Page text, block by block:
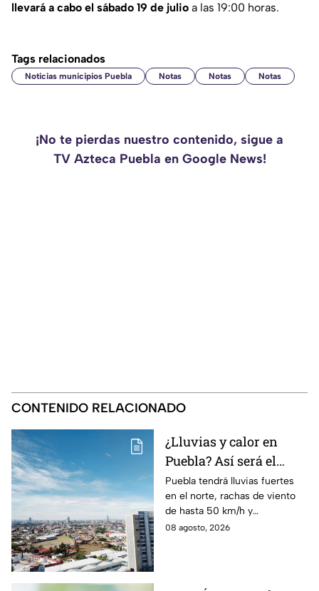
llevará a cabo el sábado 19 de julio a las 19:00 horas.
Tags relacionados
Noticias municipios Puebla Notas Notas Notas
¡No te pierdas nuestro contenido, sigue a
TV Azteca Puebla en Google News!
CONTENIDO RELACIONADO
¿Lluvias y calor en
Puebla? Así será el
clima HOY sábado 8 de
agosto
Puebla tendrá lluvias fuertes
en el norte, rachas de viento
de hasta 50 km/h y
temperaturas de hasta 40 °C
08 agosto, 2026